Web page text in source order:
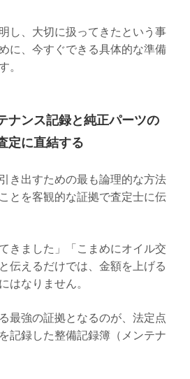
し、大切に扱ってきたという事
に、今すぐできる具体的な準備
。
ナンス記録と純正パーツの
定に直結する
き出すための最も論理的な方法
とを客観的な証拠で査定士に伝
きました」「こまめにオイル交
伝えるだけでは、金額を上げる
はなりません。
最強の証拠となるのが、法定点
記録した整備記録簿（メンテナ